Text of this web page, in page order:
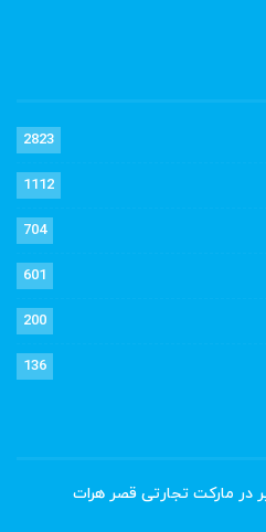
2823
1112
704
601
200
136
مارکت تجارتی قصر هرات